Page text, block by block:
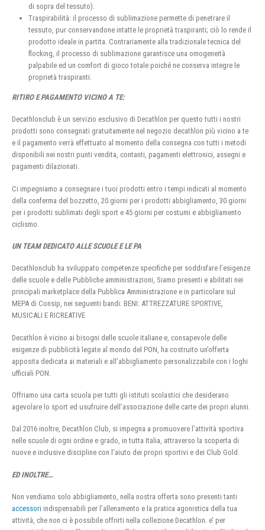
di sopra del tessuto).
Traspirabilità: il processo di sublimazione permette di penetrare il
tessuto, pur conservandone intatte le proprietà traspiranti; ciò lo rende il
prodotto ideale in partita. Contrariamente alla tradizionale tecnica del
flocking, il processo di sublimazione garantisce una omogeneità
palpabile ed un comfort di gioco totale poiché ne conserva integre le
proprietà traspiranti.
RITIRO E PAGAMENTO VICINO A TE:
Decathlonclub è un servizio esclusivo di Decathlon per questo tutti i nostri
prodotti sono consegnati gratuitamente nel negozio decathlon più vicino a te
e il pagamento verrà effettuato al momento della consegna con tutti i metodi
disponibili nei nostri punti vendita, contanti, pagamenti elettronici, assegni e
pagamenti dilazionati.
Ci impegniamo a consegnare i tuoi prodotti entro i tempi indicati al momento
della conferma del bozzetto, 20 giorni per i prodotti abbigliamento, 30 giorni
per i prodotti sublimati degli sport e 45 giorni per costumi e abbigliamento
ciclismo.
UN TEAM DEDICATO ALLE SCUOLE E LE PA
Decathlonclub ha sviluppato competenze specifiche per soddisfare l’esigenze
delle scuole e delle Pubbliche amministrazioni, Siamo presenti e abilitati nei
principali marketplace della Pubblica Amministrazione e in particolare sul
MEPA di Consip, nei seguenti bandi: BENI: ATTREZZATURE SPORTIVE,
MUSICALI E RICREATIVE
Decathlon è vicino ai bisogni delle scuole italiane e, consapevole delle
esigenze di pubblicità legate al mondo del PON, ha costruito un’offerta
apposita dedicata ai materiali e all’abbigliamento personalizzabile con i loghi
ufficiali PON.
Offriamo una carta scuola per tutti gli istituti scolastici che desiderano
agevolare lo sport ed usufruire dell’associazione delle carte dei propri alunni.
Dal 2016 inoltre, Decathlon Club, si impegna a promuovere l’attività sportiva
nelle scuole di ogni ordine e grado, in tutta Italia, attraverso la scoperta di
nuove e inclusive discipline con l’aiuto dei propri sportivi e dei Club Gold.
ED INOLTRE…
Non vendiamo solo abbigliamento, nella nostra offerta sono presenti tanti
accessori indispensabili per l’allenamento e la pratica agonistica della tua
attività, che non ci è possibile offrirti nella collezione Decathlon. e’ per